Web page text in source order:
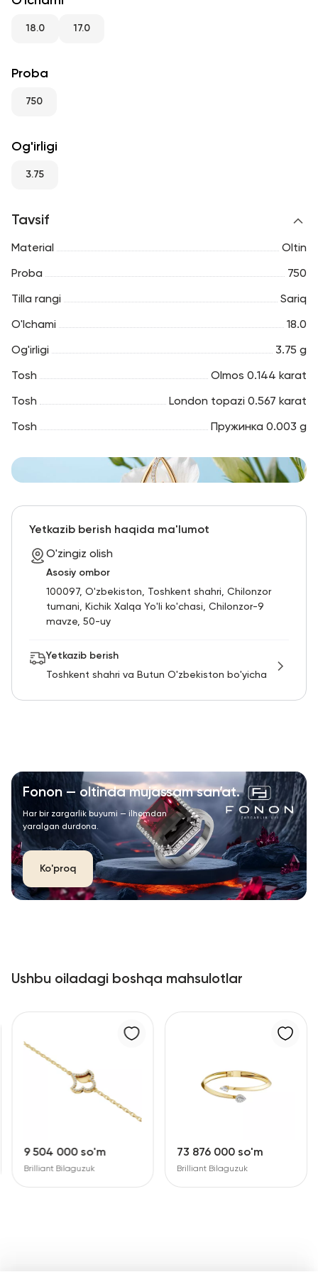
18.0 17.0
Proba
750
Og'irligi
3.75
Tavsif
Material Oltin
Proba 750
Tilla rangi Sariq
O'lchami 18.0
Og'irligi 3.75 g
Tosh Olmos 0.144 karat
Tosh London topazi 0.567 karat
Tosh Пружинка 0.003 g
Yetkazib berish haqida ma'lumot
O'zingiz olish
Asosiy ombor
100097, O'zbekiston, Toshkent shahri, Chilonzor
tumani, Kichik Xalqa Yo'li ko'chasi, Chilonzor-9
mavze, 50-uy
Yetkazib berish
Toshkent shahri va Butun O'zbekiston bo'yicha
Fonon — oltinda mujassam san’at.
Har bir zargarlik buyumi — ilhomdan
yaralgan durdona.
Ko'proq
Ushbu oiladagi boshqa mahsulotlar
9 504 000 so'm
Brilliant Bilaguzuk
73 876 000 so'm
Brilliant Bilaguzuk